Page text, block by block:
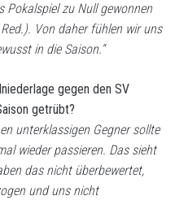
Pokalspiel zu Null gewonnen
Von daher fühlen wir uns
in die Saison.“
gegen den SV
getrübt?
unterklassigen Gegner sollte
wieder passieren. Das sieht
das nicht überbewertet,
und uns nicht